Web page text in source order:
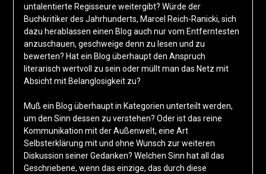
untalentierte Regisseure weitergibt? Würde der
Buchkritiker des Jahrhunderts, Marcel Reich-Ranicki, sich
dazu herablassen einen Blog auch nur vom Entferntesten
anzuschauen, geschweige denn zu lesen und zu
bewerten? Hat ein Blog überhaupt den Anspruch
literarisch wertvoll zu sein oder müllt man das Netz mit
Absicht mit Belanglosigkeit zu?
Muß ein Blog überhaupt in Kategorien unterteilt werden,
um den Sinn dessen zu verstehen? Oder ist das reine
Kommunikation mit der Außenwelt, eine Art
Selbsterklärung mit und ohne Wunsch zur weiteren
Diskussion seiner Gedanken? Welchen Sinn hat all das
Geschriebene, wenn das einzige, das durch diese